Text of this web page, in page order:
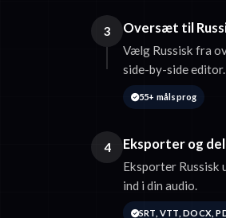
3 Oversæt til
Vælg Russisk fra
side-by-side editor.
55+ målsprog
4 Eksporter og del
Eksporter
ind i din audio.
SRT, VTT, DOCX,